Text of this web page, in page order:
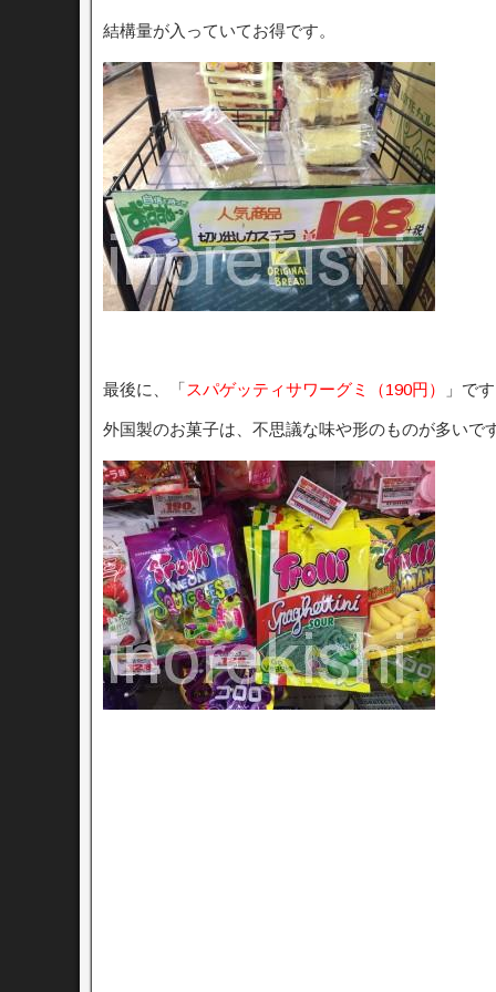
結構量が入っていてお得です。
最後に、「スパゲッティサワーグミ（190円） 」で
外国製のお菓子は、不思議な味や形のものが多いで